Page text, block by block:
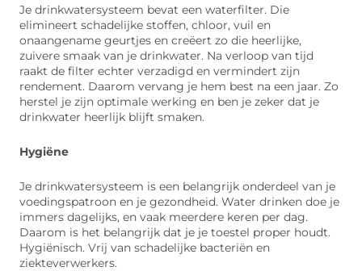
Je drinkwatersysteem bevat een waterfilter. Die
elimineert schadelijke stoffen, chloor, vuil en
onaangename geurtjes en creëert zo die heerlijke,
zuivere smaak van je drinkwater. Na verloop van tijd
raakt de filter echter verzadigd en vermindert zijn
rendement. Daarom vervang je hem best na een jaar. Zo
herstel je zijn optimale werking en ben je zeker dat je
drinkwater heerlijk blijft smaken.
Hygiëne
Je drinkwatersysteem is een belangrijk onderdeel van je
voedingspatroon en je gezondheid. Water drinken doe je
immers dagelijks, en vaak meerdere keren per dag.
Daarom is het belangrijk dat je je toestel proper houdt.
Hygiënisch. Vrij van schadelijke bacteriën en
ziekteverwerkers.